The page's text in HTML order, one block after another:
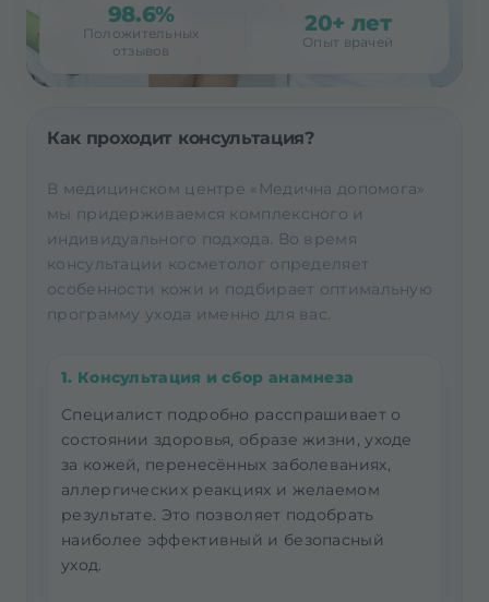
98.6%
Положительных
отзывов
20+ лет
Опыт врачей
Как проходит консультация?
В медицинском центре «Медична допомога»
мы придерживаемся комплексного и
индивидуального подхода. Во время
консультации косметолог определяет
особенности кожи и подбирает оптимальную
программу ухода именно для вас.
1. Консультация и сбор анамнеза
Специалист подробно расспрашивает о
состоянии здоровья, образе жизни, уходе
за кожей, перенесённых заболеваниях,
аллергических реакциях и желаемом
результате. Это позволяет подобрать
наиболее эффективный и безопасный
уход.